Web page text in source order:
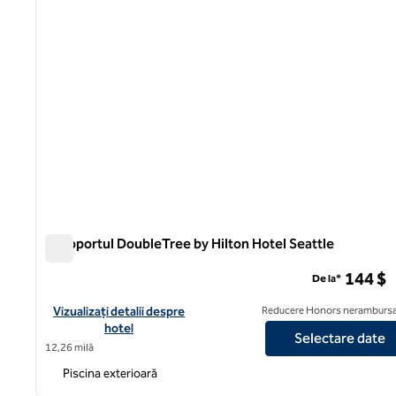
Aeroportul DoubleTree by Hilton Hotel Seattle
Vizualizați detaliile hotelului DoubleTree by Hilton Hotel Seattle
Vizualizați detalii despre
hotel
12,26 milă
De la* 144 $
Reducere Honors
Selectare date
Piscina exterioară